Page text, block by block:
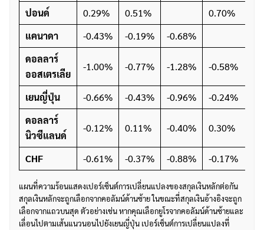
ปอนด์
0.29% 0.51% 0.70%
แคนาดา
-0.43% -0.19% -0.68%
ดอลลาร์
ออสเตรเลีย
-1.00% -0.77% -1.28% -0.58%
เยนญี่ปุ่น -0.66% -0.43% -0.96% -0.24%
ดอลลาร์
นิวซีแลนด์
-0.12% 0.11% -0.40% 0.30%
CHF -0.61% -0.37% -0.88% -0.17%
แผนที่ความร้อนแสดงเปอร์เซ็นต์การเปลี่ยนแปลงของสกุลเงินหลักต่อกัน
สกุลเงินหลักจะถูกเลือกจากคอลัมน์ด้านซ้าย ในขณะที่สกุลเงินอ้างอิงจะถูก
เลือกจากแถวบนสุด ตัวอย่างเช่น หากคุณเลือกยูโรจากคอลัมน์ด้านซ้ายและ
เลื่อนไปตามเส้นแนวนอนไปยังเยนญี่ปุ่น เปอร์เซ็นต์การเปลี่ยนแปลงที่